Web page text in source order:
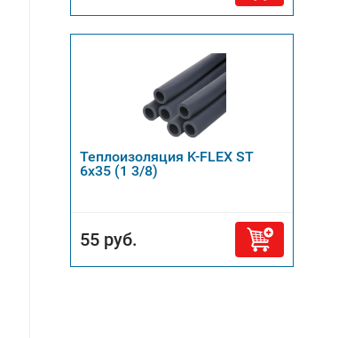
Теплоизоляция K-FLEX ST
6х35 (1 3/8)
55 руб.